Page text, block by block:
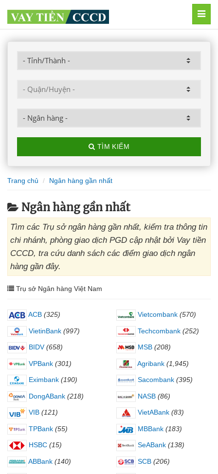
TÌM KIẾM
Trang chủ Ngân hàng gần nhất
Ngân hàng gần nhất
Tìm các Trụ sở ngân hàng gần nhất, kiểm tra thông tin
chi nhánh, phòng giao dịch PGD cập nhật bởi Vay tiền
CCCD, tra cứu danh sách các điểm giao dịch ngân
hàng gần đây.
Trụ sở Ngân hàng Việt Nam
ACB (325) Vietcombank (570)
VietinBank (997) Techcombank (252)
BIDV (658) MSB (208)
VPBank (301) Agribank (1,945)
Eximbank (190) Sacombank (395)
DongABank (218) NASB (86)
VIB (121) VietABank (83)
TPBank (55) MBBank (183)
HSBC (15) SeABank (138)
ABBank (140) SCB (206)